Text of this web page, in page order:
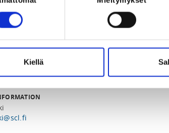
Kiellä
tehtäisiin ennen viimeistä
palautamme osallistumismaksun
10e) lääkärintodistusta vastaan.
toimistolle valmentajan tai seuran
(7) vuorokauden kuluttua koulutuksen